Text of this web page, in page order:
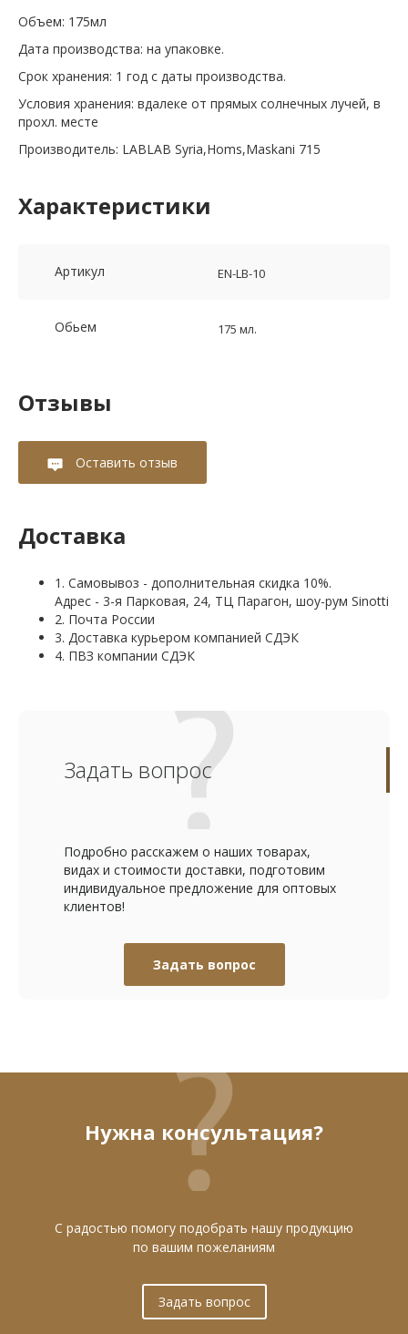
Объем: 175мл
Дата производства: на упаковке.
Срок хранения: 1 год с даты производства.
Условия хранения: вдалеке от прямых солнечных лучей, в
прохл. месте
Производитель: LABLAB Syria,Homs,Maskani 715
Характеристики
Артикул EN-LB-10
Обьем 175 мл.
Отзывы
Оставить отзыв
Доставка
1. Самовывоз - дополнительная скидка 10%.
Адрес - 3-я Парковая, 24, ТЦ Парагон, шоу-рум Sinotti
2. Почта России
3. Доставка курьером компанией СДЭК
4. ПВЗ компании СДЭК
Задать вопрос
Подробно расскажем о наших товарах,
видах и стоимости доставки, подготовим
индивидуальное предложение для оптовых
клиентов!
Задать вопрос
Нужна консультация?
С радостью помогу подобрать нашу продукцию
по вашим пожеланиям
Задать вопрос